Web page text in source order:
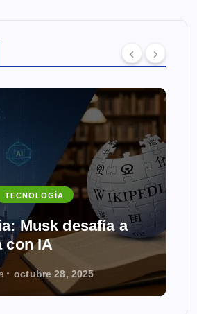
TECNOLOGÍA
Musk desafía a
con IA
octubre 28, 2025